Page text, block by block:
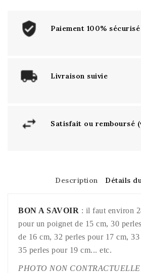
Paiement 100% sécurisé
Livraison suivie
Satisfait ou remboursé
Description Détails
BON A SAVOIR : il faut environ
pour un poignet de 15 cm, 30
de 16 cm, 32 perles pour 17 cm,
35 perles pour 19 cm... etc.
PHOTO NON